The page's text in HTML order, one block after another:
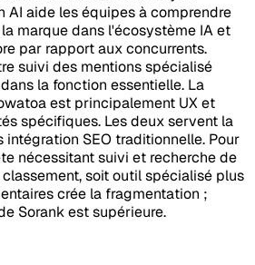
AI aide les équipes à comprendre
marque dans l'écosystème IA et
par rapport aux concurrents.
suivi des mentions spécialisé
la fonction essentielle. La
est principalement UX et
spécifiques. Les deux servent la
SEO traditionnelle. Pour
nécessitant suivi et recherche de
soit outil spécialisé plus
crée la fragmentation ;
Sorank est supérieure.